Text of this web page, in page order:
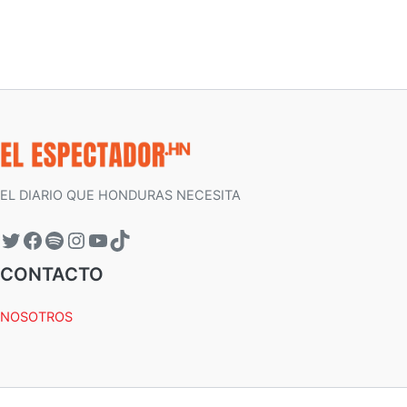
EL DIARIO QUE HONDURAS NECESITA
CONTACTO
NOSOTROS